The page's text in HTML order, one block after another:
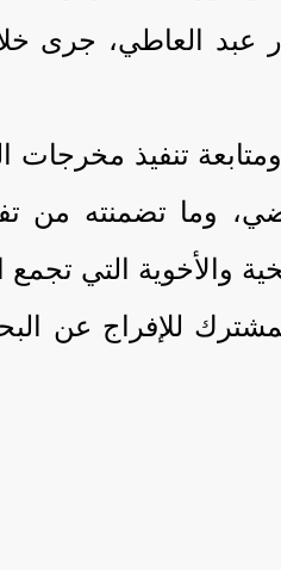
عبد العاطي، جرى
تنفيذ
وما تضمنته من
والأخوية التي تجمع
المشترك للإفراج